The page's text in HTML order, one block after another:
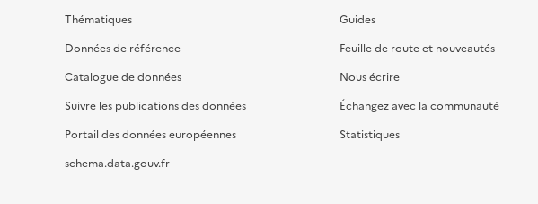
Thématiques
Données de référence
Catalogue de données
Suivre les publications des données
Portail des données européennes
schema.data.gouv.fr
Guides
Feuille de route et nouveautés
Nous écrire
Échangez avec la communauté
Statistiques